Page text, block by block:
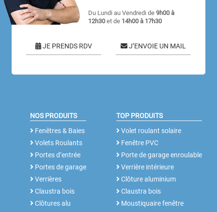
Du Lundi au Vendredi de9h00 à
12h30 et de 14h00 à 17h30
JE PRENDS RDV J’ENVOIE UN MAIL
NOS PRODUITS
Fenêtres & Baies
Volets Roulants
Portes d’entrée
Portes de garage
Verrières
Claustra bois
Clôtures alu
TOP PRODUITS
Volet roulant solaire
Fenêtre PVC
Porte de garage enroulable
Verrière intérieure
Clôture aluminium
Claustra bois
Moustiquaire fenêtre